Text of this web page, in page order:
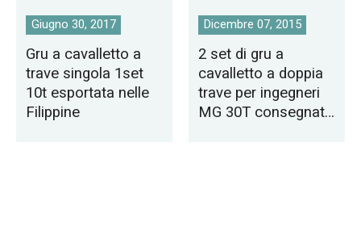
Giugno 30, 2017
Gru a cavalletto a
trave singola 1set
10t esportata nelle
Filippine
Dicembre 07, 2015
2 set di gru a
cavalletto a doppia
trave per ingegneri
MG 30T consegnati